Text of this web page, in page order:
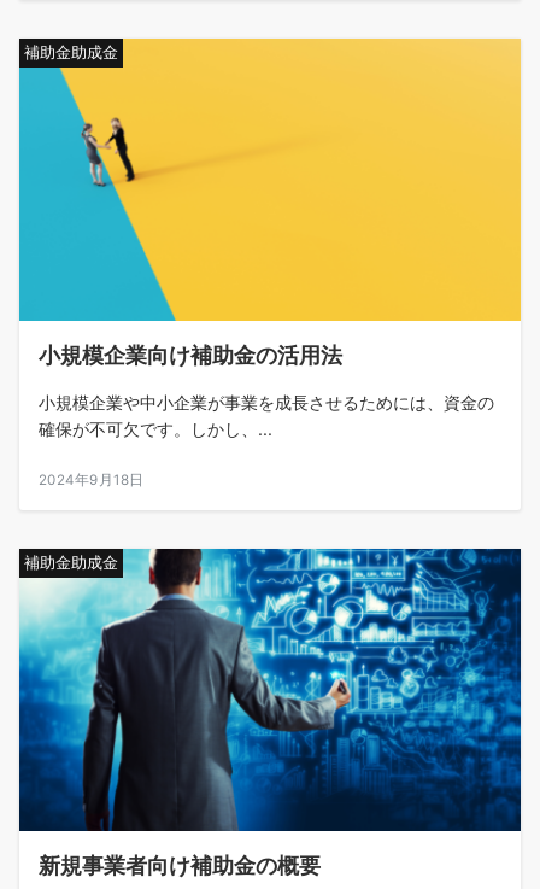
補助金助成金
小規模企業向け補助金の活用法
小規模企業や中小企業が事業を成長させるためには、資金の
確保が不可欠です。しかし、...
2024年9月18日
補助金助成金
新規事業者向け補助金の概要